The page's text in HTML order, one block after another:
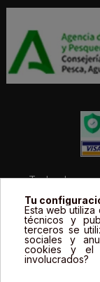
Todos los
incluyen el IVA. |
productos son
sólo se
Tu
Esta web
técnicos y
terceros se
sociales y
cookies y el
involucrados?